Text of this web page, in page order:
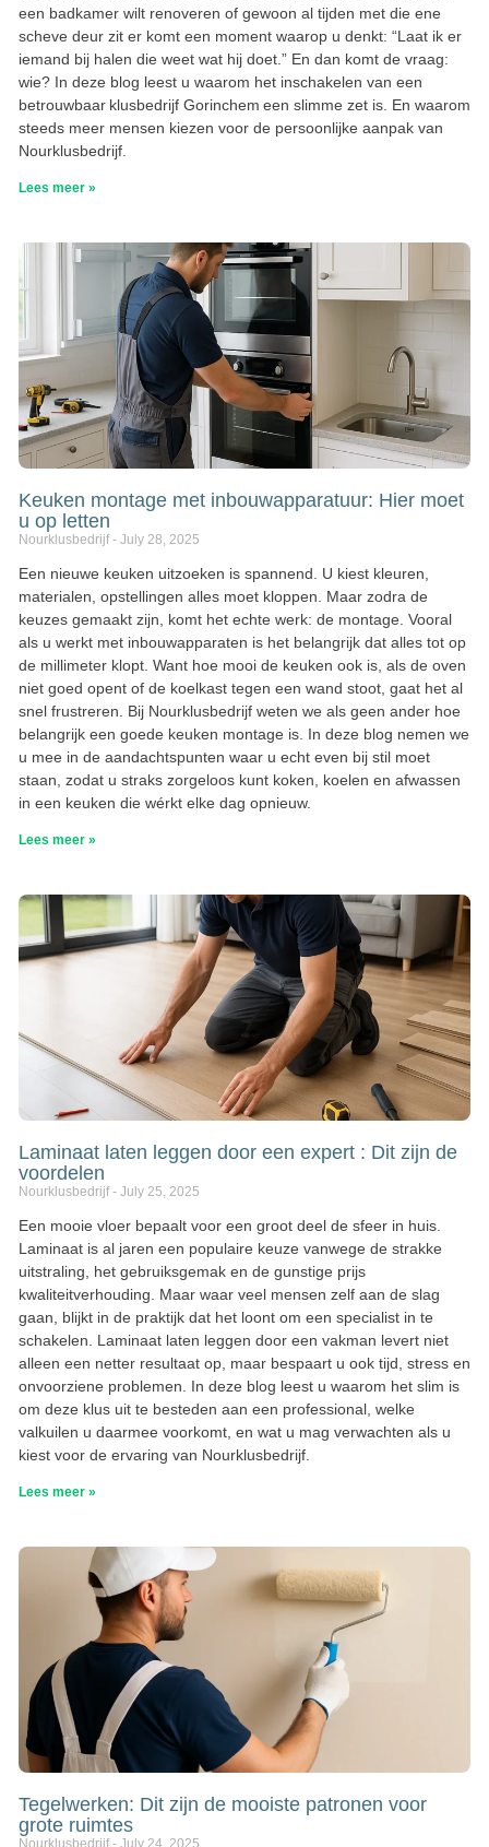
een badkamer wilt renoveren of gewoon al tijden met die ene
scheve deur zit er komt een moment waarop u denkt: “Laat ik er
iemand bij halen die weet wat hij doet.” En dan komt de vraag:
wie? In deze blog leest u waarom het inschakelen van een
betrouwbaar klusbedrijf Gorinchem een slimme zet is. En waarom
steeds meer mensen kiezen voor de persoonlijke aanpak van
Nourklusbedrijf.
Lees meer »
Keuken montage met inbouwapparatuur: Hier moet
u op letten
Nourklusbedrijf July 28, 2025
Een nieuwe keuken uitzoeken is spannend. U kiest kleuren,
materialen, opstellingen alles moet kloppen. Maar zodra de
keuzes gemaakt zijn, komt het echte werk: de montage. Vooral
als u werkt met inbouwapparaten is het belangrijk dat alles tot op
de millimeter klopt. Want hoe mooi de keuken ook is, als de oven
niet goed opent of de koelkast tegen een wand stoot, gaat het al
snel frustreren. Bij Nourklusbedrijf weten we als geen ander hoe
belangrijk een goede keuken montage is. In deze blog nemen we
u mee in de aandachtspunten waar u echt even bij stil moet
staan, zodat u straks zorgeloos kunt koken, koelen en afwassen
in een keuken die wérkt elke dag opnieuw.
Lees meer »
Laminaat laten leggen door een expert : Dit zijn de
voordelen
Nourklusbedrijf July 25, 2025
Een mooie vloer bepaalt voor een groot deel de sfeer in huis.
Laminaat is al jaren een populaire keuze vanwege de strakke
uitstraling, het gebruiksgemak en de gunstige prijs
kwaliteitverhouding. Maar waar veel mensen zelf aan de slag
gaan, blijkt in de praktijk dat het loont om een specialist in te
schakelen. Laminaat laten leggen door een vakman levert niet
alleen een netter resultaat op, maar bespaart u ook tijd, stress en
onvoorziene problemen. In deze blog leest u waarom het slim is
om deze klus uit te besteden aan een professional, welke
valkuilen u daarmee voorkomt, en wat u mag verwachten als u
kiest voor de ervaring van Nourklusbedrijf.
Lees meer »
Tegelwerken: Dit zijn de mooiste patronen voor
grote ruimtes
Nourklusbedrijf July 24, 2025